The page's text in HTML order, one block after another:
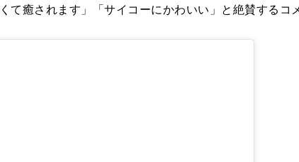
て癒されます」「サイコーにかわいい」と絶賛するコ